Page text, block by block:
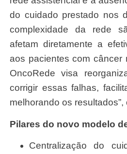
do cuidado prestado nos
complexidade da rede
afetam diretamente a
aos pacientes com câncer
OncoRede visa
corrigir essas falhas,
melhorando os
Pilares do novo modelo
Centralização do